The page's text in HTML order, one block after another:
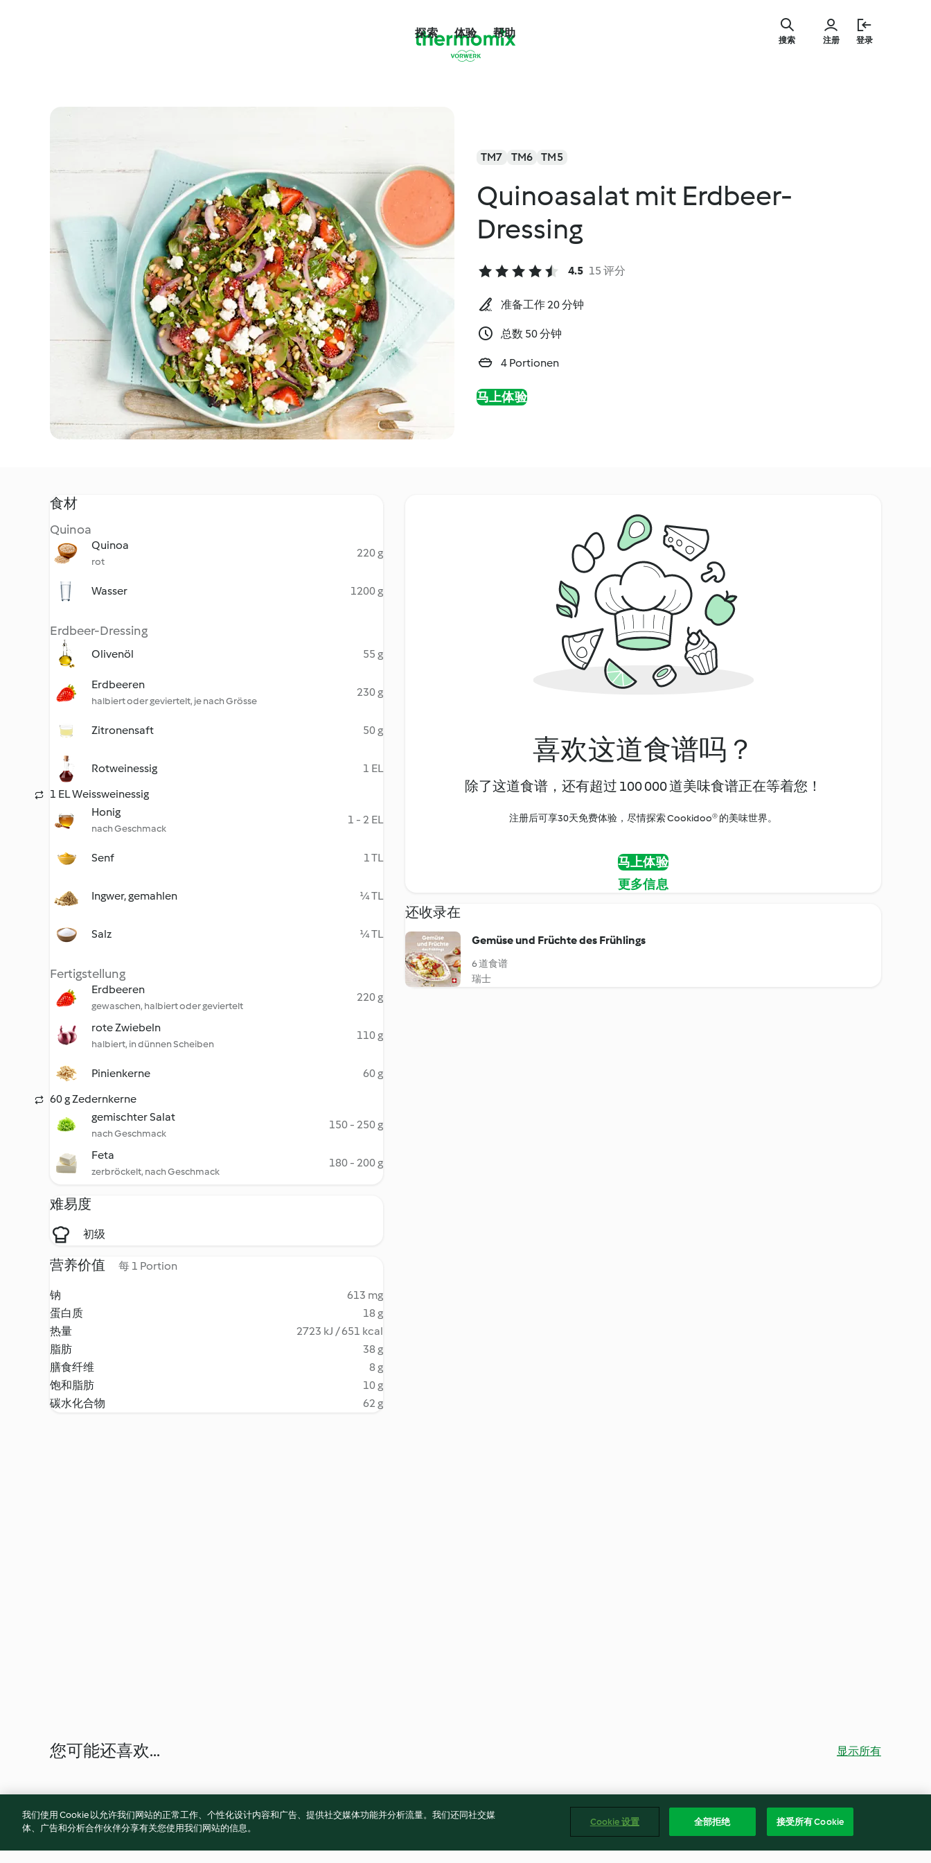
探索 体验 帮助
注册 登录
搜索
TM7 TM6 TM5
Quinoasalat mit Erdbeer-
Dressing
4.5 15 评分
准备工作 20 分钟
总数 50 分钟
4 Portionen
马上体验
食材
Quinoa
Quinoa
rot
220 g
Wasser 1200 g
Erdbeer-Dressing
Olivenöl 55 g
Erdbeeren
halbiert oder geviertelt, je nach Grösse
230 g
Zitronensaft 50 g
Rotweinessig
1 EL
1 EL Weissweinessig
Honig
nach Geschmack
1 - 2 EL
Senf 1 TL
Ingwer, gemahlen ¼ TL
Salz ¼ TL
Fertigstellung
Erdbeeren
gewaschen, halbiert oder geviertelt
220 g
rote Zwiebeln
halbiert, in dünnen Scheiben
110 g
Pinienkerne
60 g
60 g Zedernkerne
gemischter Salat
nach Geschmack
150 - 250 g
Feta
zerbröckelt, nach Geschmack
180 - 200 g
难易度
初级
营养价值 每 1 Portion
钠
613 mg
蛋白质
18 g
热量
2723 kJ / 651 kcal
脂肪
38 g
膳食纤维
8 g
饱和脂肪
10 g
碳水化合物
62 g
喜欢这道食谱吗？
除了这道食谱，还有超过 100 000 道美味食谱正在等着您！
注册后可享30天免费体验，尽情探索 Cookidoo® 的美味世界。
马上体验
更多信息
还收录在
Gemüse und Früchte des Frühlings
6 道食谱
瑞士
您可能还喜欢... 显示所有
我们使用 Cookie 以允许我们网站的正常工作、个性化设计内容和广告、提供社交媒体功能并分析流量。我们还同社交媒
体、广告和分析合作伙伴分享有关您使用我们网站的信息。
Cookie 设置 全部拒绝 接受所有 Cookie